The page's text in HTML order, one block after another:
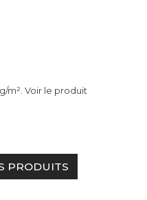
m². Voir le produit
PRODUITS